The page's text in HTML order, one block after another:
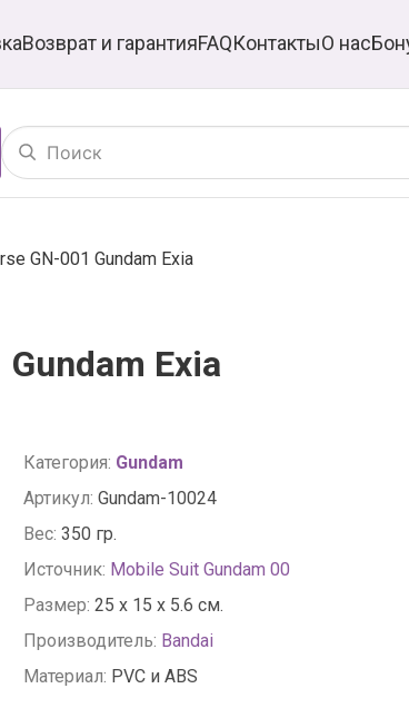
Возврат и гарантияFAQКонтактыО нас
GN-001 Gundam Exia
Exia
Категория: Gundam
Артикул: Gundam-10024
Вес: 350 гр.
Источник: Mobile Suit Gundam 00
Размер: 25 x 15 x 5.6 см.
Производитель: Bandai
Материал: PVC и ABS